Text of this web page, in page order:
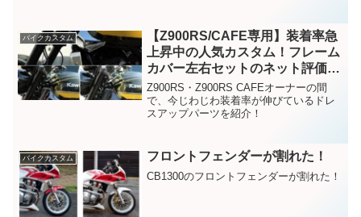
バイクカスタム
【Z900RS/CAFE専用】装着率急
上昇中の人気カスタム！フレーム
カバー左右セットのネット評価を
徹底調査
Z900RS・Z900RS CAFEオーナーの間
で、今じわじわ装着率が伸びているドレ
スアップパーツを紹介！
バイクカスタム フロントフェンダーが割れた！
CB1300のフロントフェンダーが割れた！